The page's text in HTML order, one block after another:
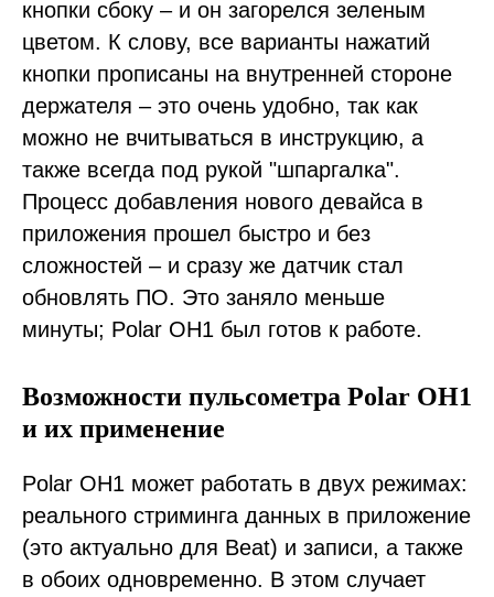
кнопки сбоку – и он загорелся зеленым
цветом. К слову, все варианты нажатий
кнопки прописаны на внутренней стороне
держателя – это очень удобно, так как
можно не вчитываться в инструкцию, а
также всегда под рукой "шпаргалка".
Процесс добавления нового девайса в
приложения прошел быстро и без
сложностей – и сразу же датчик стал
обновлять ПО. Это заняло меньше
минуты; Polar OH1 был готов к работе.
Возможности пульсометра Polar OH1
и их применение
Polar OH1 может работать в двух режимах:
реального стриминга данных в приложение
(это актуально для Beat) и записи, а также
в обоих одновременно. В этом случает